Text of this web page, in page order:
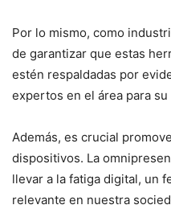
Por lo mismo, como
de garantizar que estas
estén respaldadas por
expertos en el área para
Además, es crucial
dispositivos. La
llevar a la fatiga digital, un
relevante en nuestra